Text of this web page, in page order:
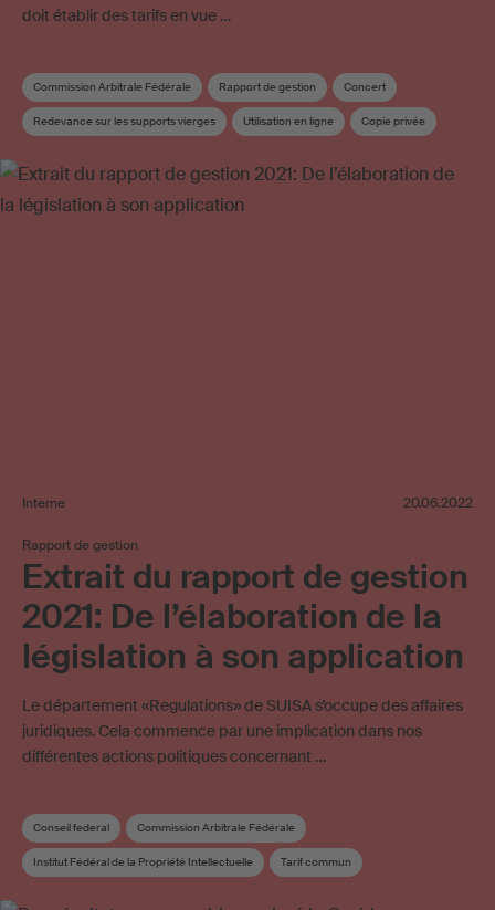
doit établir des tarifs en vue …
Commission Arbitrale Fédérale Rapport de gestion Concert
Redevance sur les supports vierges Utilisation en ligne Copie privée
Interne 20.06.2022
Rapport de gestion
Extrait du rapport de gestion
2021: De l’élaboration de la
législation à son application
Le département «Regulations» de SUISA s’occupe des affaires
juridiques. Cela commence par une implication dans nos
différentes actions politiques concernant …
Conseil federal Commission Arbitrale Fédérale
Institut Fédéral de la Propriété Intellectuelle Tarif commun